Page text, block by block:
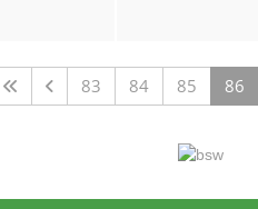
83 84 85 86